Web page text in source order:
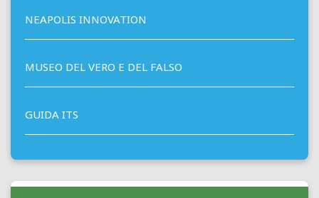
NEAPOLIS INNOVATION
MUSEO DEL VERO E DEL FALSO
GUIDA ITS